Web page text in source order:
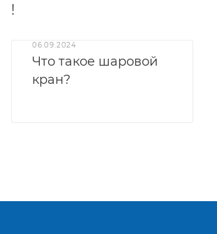
!
06.09.2024
Что такое шаровой
кран?